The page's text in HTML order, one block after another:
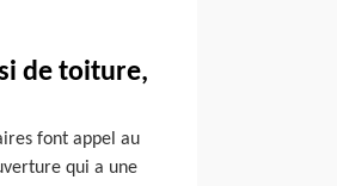
de toiture,
font appel au
qui a une